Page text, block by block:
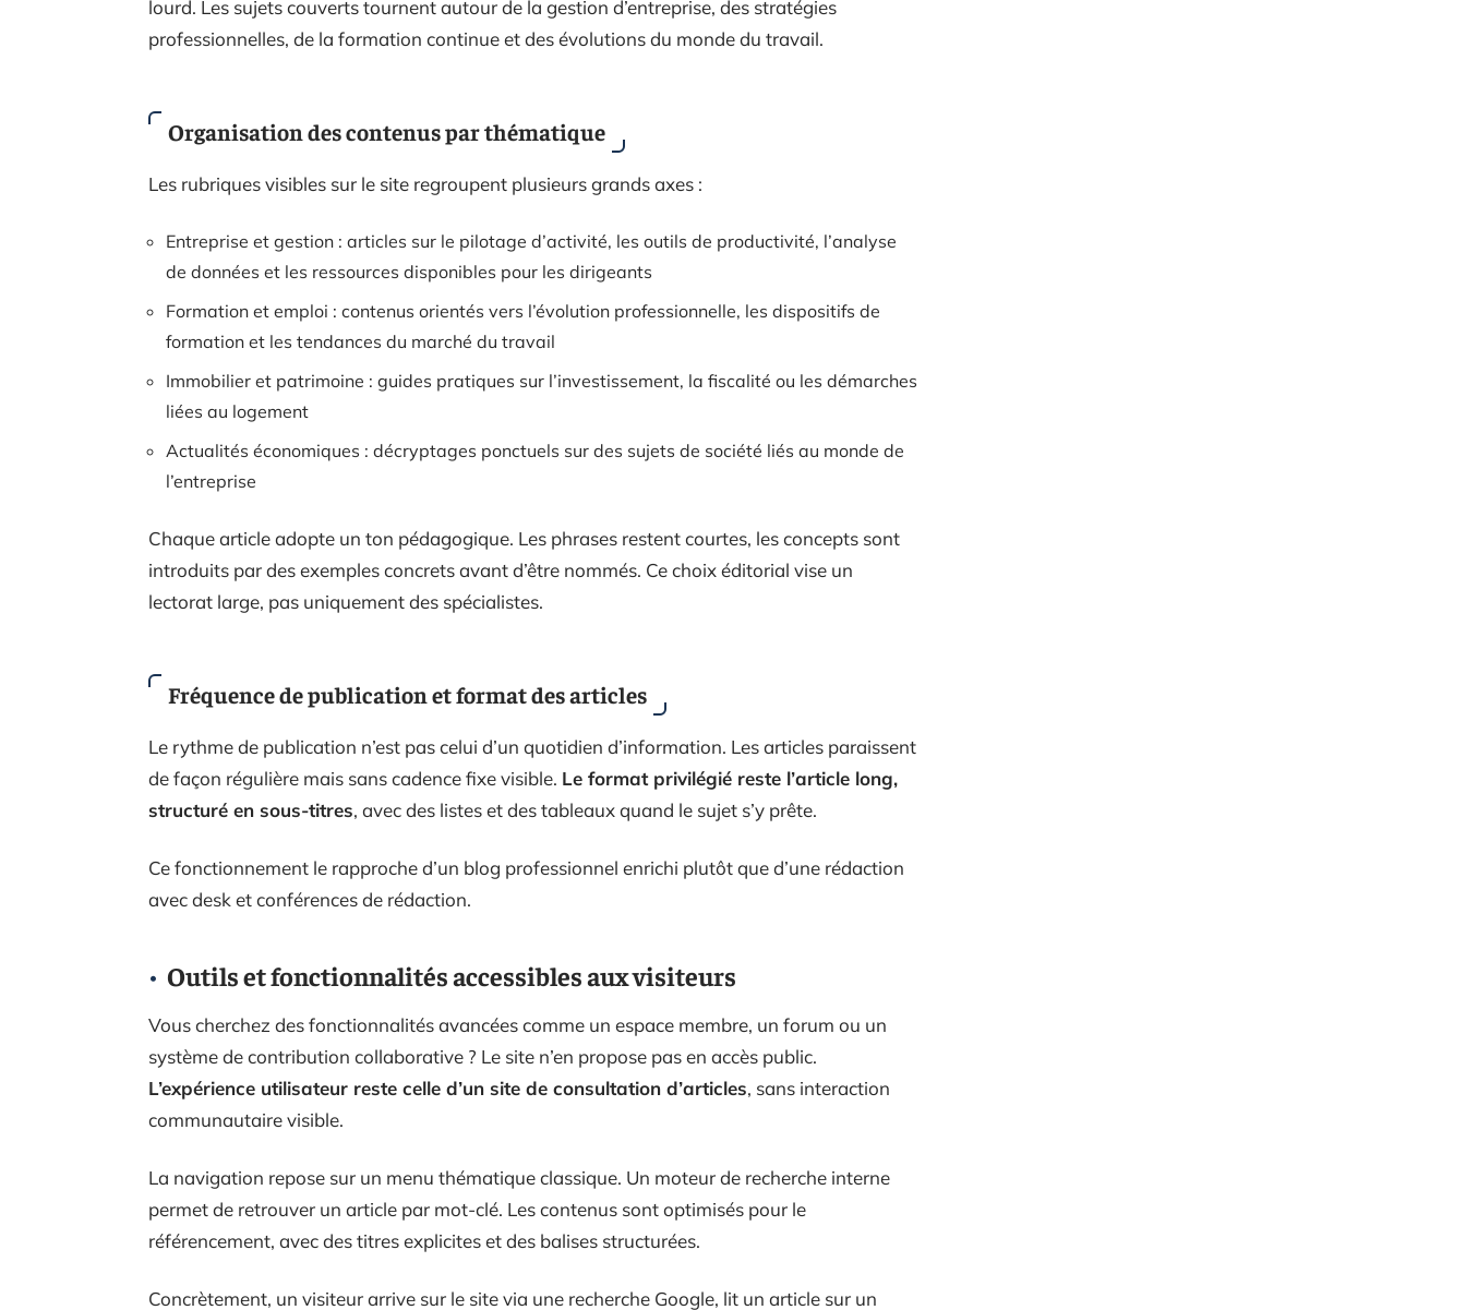
lourd. Les sujets couverts tournent autour de la gestion d’entreprise, des stratégies
professionnelles, de la formation continue et des évolutions du monde du travail.
Organisation des contenus par thématique
Les rubriques visibles sur le site regroupent plusieurs grands axes :
Entreprise et gestion : articles sur le pilotage d’activité, les outils de productivité, l’analyse
de données et les ressources disponibles pour les dirigeants
Formation et emploi : contenus orientés vers l’évolution professionnelle, les dispositifs de
formation et les tendances du marché du travail
Immobilier et patrimoine : guides pratiques sur l’investissement, la fiscalité ou les démarches
liées au logement
Actualités économiques : décryptages ponctuels sur des sujets de société liés au monde de
l’entreprise
Chaque article adopte un ton pédagogique. Les phrases restent courtes, les concepts sont
introduits par des exemples concrets avant d’être nommés. Ce choix éditorial vise un
lectorat large, pas uniquement des spécialistes.
Fréquence de publication et format des articles
Le rythme de publication n’est pas celui d’un quotidien d’information. Les articles paraissent
de façon régulière mais sans cadence fixe visible. Le format privilégié reste l’article long,
structuré en sous-titres, avec des listes et des tableaux quand le sujet s’y prête.
Ce fonctionnement le rapproche d’un blog professionnel enrichi plutôt que d’une rédaction
avec desk et conférences de rédaction.
Outils et fonctionnalités accessibles aux visiteurs
Vous cherchez des fonctionnalités avancées comme un espace membre, un forum ou un
système de contribution collaborative ? Le site n’en propose pas en accès public.
L’expérience utilisateur reste celle d’un site de consultation d’articles, sans interaction
communautaire visible.
La navigation repose sur un menu thématique classique. Un moteur de recherche interne
permet de retrouver un article par mot-clé. Les contenus sont optimisés pour le
référencement, avec des titres explicites et des balises structurées.
Concrètement, un visiteur arrive sur le site via une recherche Google, lit un article sur un